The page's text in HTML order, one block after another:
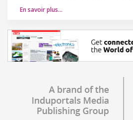
En savoir plus…